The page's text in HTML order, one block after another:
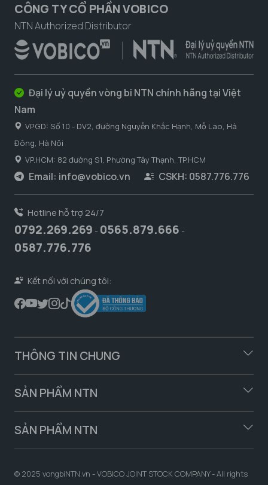
CÔNG TY CỔ PHẦN VOBICO
NTN Authorized Distributor
Đại lý uỷ quyền vòng bi NTN chính hãng tại Việt
Nam
VPGD: Số 10 - DV2, đường Nguyễn Khắc Hạnh, Mỗ Lao, Hà
Đông, Hà Nôi
VP.HCM: 82 đường S1, Phường Tây Thạnh, TP.HCM
Email: info@vobico.vn CSKH: 0587.776.776
Hotline hỗ trợ 24/7
0792.269.269 - 0565.879.666 -
0587.776.776
Kết nối với chúng tôi:
THÔNG TIN CHUNG
SẢN PHẨM NTN
SẢN PHẨM NTN
© 2025 vongbiNTN.vn - VOBICO JOINT STOCK COMPANY - All rights